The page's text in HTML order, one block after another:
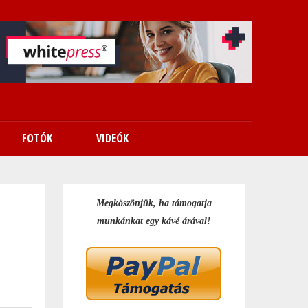
FOTÓK VIDEÓK
Megköszönjük, ha támogatja
munkánkat egy kávé árával!